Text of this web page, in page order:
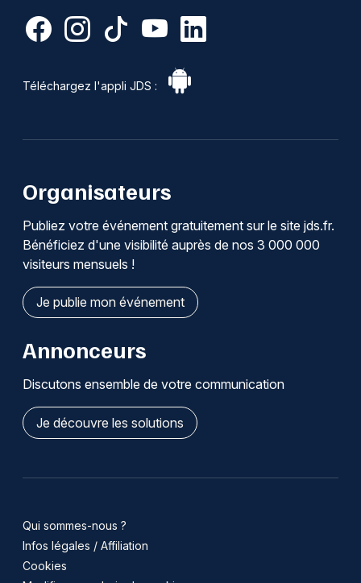
Téléchargez l'appli JDS :
Organisateurs
Publiez votre événement gratuitement sur le site jds.fr.
Bénéficiez d'une visibilité auprès de nos 3 000 000
visiteurs mensuels !
Je publie mon événement
Annonceurs
Discutons ensemble de votre communication
Je découvre les solutions
Qui sommes-nous ?
Infos légales / Affiliation
Cookies